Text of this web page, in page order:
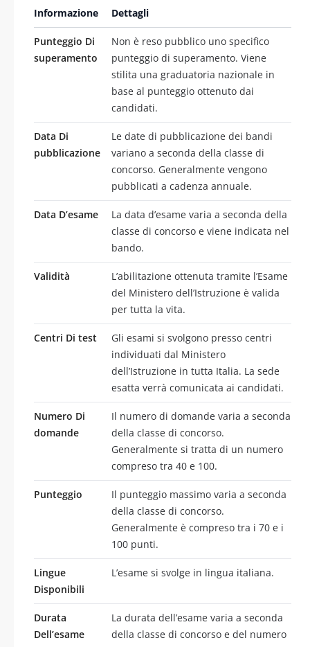
Informazione Dettagli
Punteggio Di
superamento
Non è reso pubblico uno specifico
punteggio di superamento. Viene
stilita una graduatoria nazionale in
base al punteggio ottenuto dai
candidati.
Data Di
pubblicazione
Le date di pubblicazione dei bandi
variano a seconda della classe di
concorso. Generalmente vengono
pubblicati a cadenza annuale.
Data D’esame
La data d’esame varia a seconda della
classe di concorso e viene indicata nel
bando.
Validità
L’abilitazione ottenuta tramite l’Esame
del Ministero dell’Istruzione è valida
per tutta la vita.
Centri Di test
Gli esami si svolgono presso centri
individuati dal Ministero
dell’Istruzione in tutta Italia. La sede
esatta verrà comunicata ai candidati.
Numero Di
domande
Il numero di domande varia a seconda
della classe di concorso.
Generalmente si tratta di un numero
compreso tra 40 e 100.
Punteggio
Il punteggio massimo varia a seconda
della classe di concorso.
Generalmente è compreso tra i 70 e i
100 punti.
Lingue
Disponibili
L’esame si svolge in lingua italiana.
Durata
Dell’esame
La durata dell’esame varia a seconda
della classe di concorso e del numero